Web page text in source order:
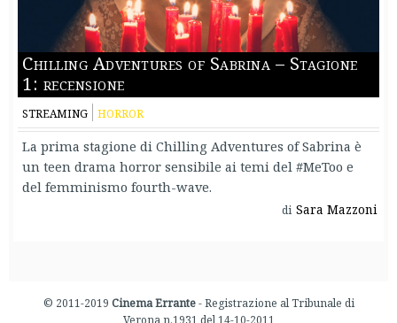
Chilling Adventures of Sabrina – Stagione
1: recensione
STREAMING HORROR
La prima stagione di Chilling Adventures of Sabrina è
un teen drama horror sensibile ai temi del #MeToo e
del femminismo fourth-wave.
di Sara Mazzoni
© 2011-2019 Cinema Errante- Registrazione al Tribunale di